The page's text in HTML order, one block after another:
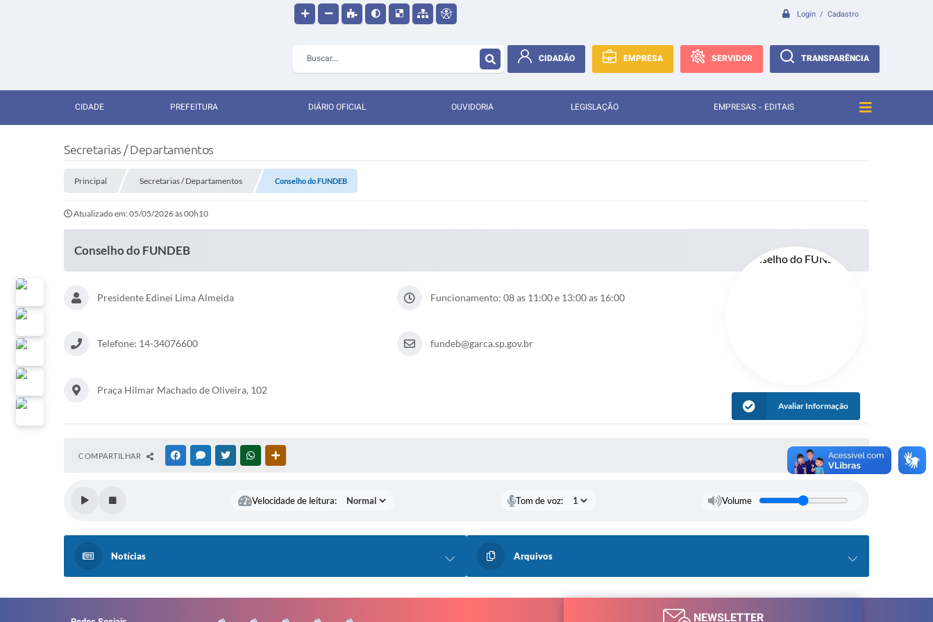
Login / Cadastro
CIDADÃO EMPRESA SERVIDOR TRANSPARÊNCIA
CIDADE PREFEITURA DIÁRIO OFICIAL OUVIDORIA LEGISLAÇÃO EMPRESAS - EDITAIS
Secretarias / Departamentos
Principal Secretarias / Departamentos Conselho do FUNDEB
Atualizado em: 05/05/2026 às 00h10
Conselho do FUNDEB
Presidente Edinei Lima Almeida Funcionamento: 08 as 11:00 e 13:00 as 16:00
Telefone: 14-34076600 fundeb@garca.sp.gov.br
Praça Hilmar Machado de Oliveira, 102
Avaliar Informação
COMPARTILHAR FACEBOOKMESSENGER
TWITTERWHATSAPP
Velocidade de leitura: Tom de voz: Volume
Notícias Arquivos